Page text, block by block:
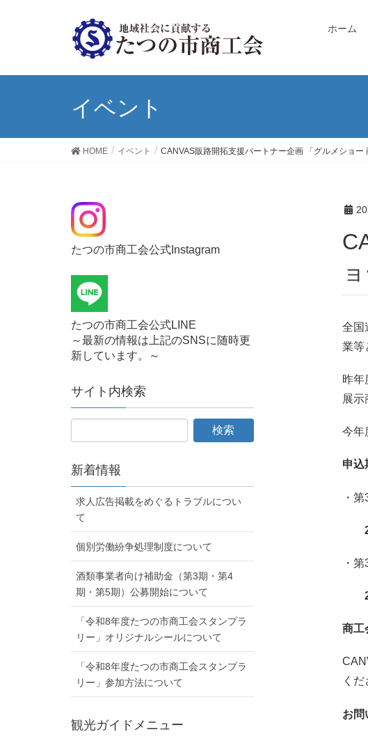
ホーム
イベント
HOME イベント CANVAS販路開拓支援パートナー企画 「グルメショ
CANVAS販路開拓支援パートナー企画 「グルメシ
全国
業等
昨年
展示
今年
申込
・
・
商工
くだ
お問
たつの市商工会公式Instagram
たつの市商工会公式LINE
～最新の情報は上記のSNSに随時更
新しています。～
サイト内検索
新着情報
求人広告掲載をめぐるトラブルについ
て
個別労働紛争処理制度について
酒類事業者向け補助金（第3期・第4
期・第5期）公募開始について
「令和8年度たつの市商工会スタンプラ
リー」オリジナルシールについて
「令和8年度たつの市商工会スタンプラ
リー」参加方法について
観光ガイドメニュー